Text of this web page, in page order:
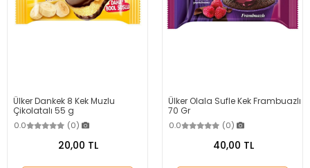
Ülker Dankek 8 Kek Muzlu
Çikolatalı 55 g
0.0 (0)
20,00 TL
Ülker Olala Sufle Kek Frambuazlı
70 Gr
0.0 (0)
40,00 TL